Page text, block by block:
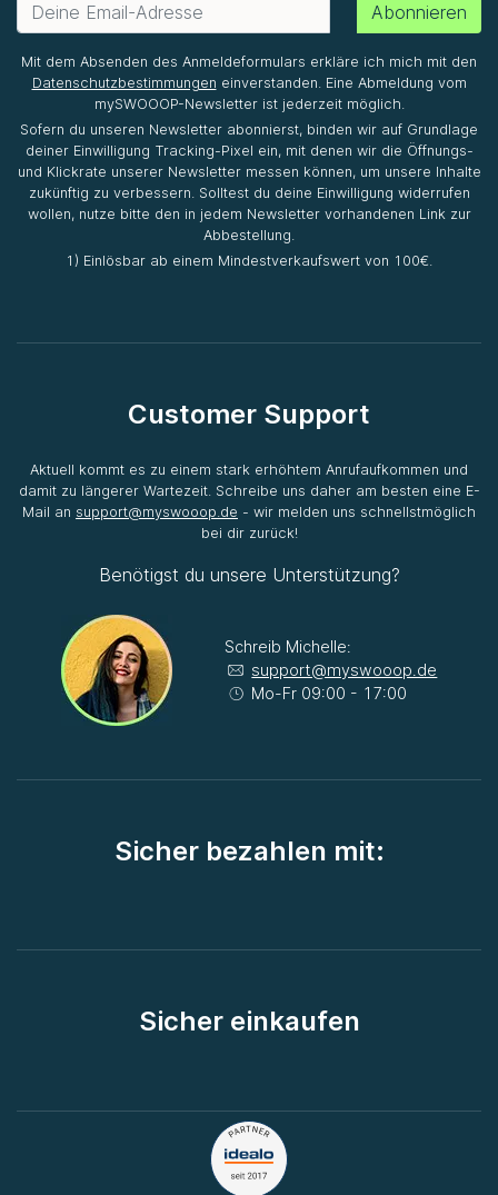
Abonnieren
Mit dem Absenden des Anmeldeformulars erkläre ich mich mit den
Datenschutzbestimmungen einverstanden. Eine Abmeldung vom
mySWOOOP-Newsletter ist jederzeit möglich.
Sofern du unseren Newsletter abonnierst, binden wir auf Grundlage
deiner Einwilligung Tracking-Pixel ein, mit denen wir die Öffnungs-
und Klickrate unserer Newsletter messen können, um unsere Inhalte
zukünftig zu verbessern. Solltest du deine Einwilligung widerrufen
wollen, nutze bitte den in jedem Newsletter vorhandenen Link zur
Abbestellung.
1) Einlösbar ab einem Mindestverkaufswert von 100€.
Customer Support
Aktuell kommt es zu einem stark erhöhtem Anrufaufkommen und
damit zu längerer Wartezeit. Schreibe uns daher am besten eine E-
Mail an support@myswooop.de - wir melden uns schnellstmöglich
bei dir zurück!
Benötigst du unsere Unterstützung?
Schreib Michelle:
support@myswooop.de
Mo-Fr 09:00 - 17:00
Sicher bezahlen mit:
Sicher einkaufen